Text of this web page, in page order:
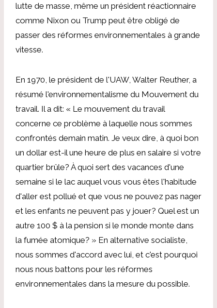
lutte de masse, même un président réactionnaire
comme Nixon ou Trump peut être obligé de
passer des réformes environnementales à grande
vitesse.
En 1970, le président de l'UAW, Walter Reuther, a
résumé l'environnementalisme du Mouvement du
travail. Il a dit: « Le mouvement du travail
concerne ce problème à laquelle nous sommes
confrontés demain matin. Je veux dire, à quoi bon
un dollar est-il une heure de plus en salaire si votre
quartier brûle? À quoi sert des vacances d'une
semaine si le lac auquel vous vous êtes l'habitude
d'aller est pollué et que vous ne pouvez pas nager
et les enfants ne peuvent pas y jouer? Quel est un
autre 100 $ à la pension si le monde monte dans
la fumée atomique? » En alternative socialiste,
nous sommes d'accord avec lui, et c'est pourquoi
nous nous battons pour les réformes
environnementales dans la mesure du possible.